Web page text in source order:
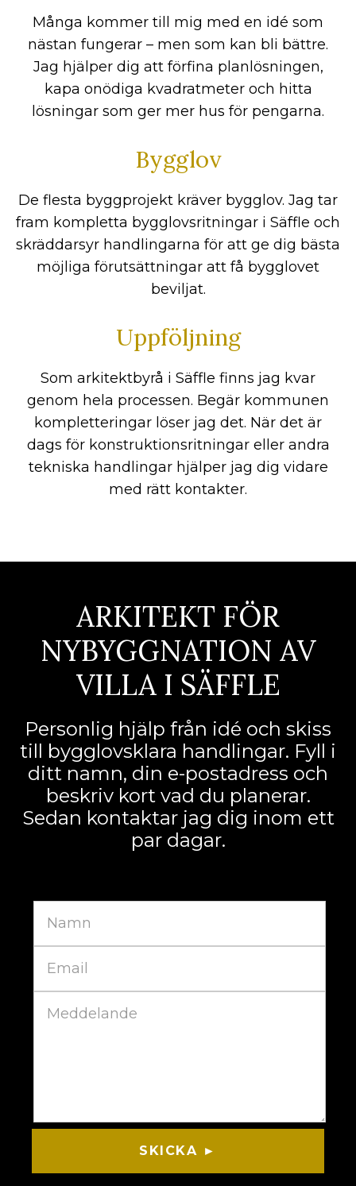
Många kommer till mig med en idé som
nästan fungerar – men som kan bli bättre.
Jag hjälper dig att förfina planlösningen,
kapa onödiga kvadratmeter och hitta
lösningar som ger mer hus för pengarna.
Bygglov
De flesta byggprojekt kräver bygglov. Jag tar
fram kompletta bygglovsritningar i Säffle och
skräddarsyr handlingarna för att ge dig bästa
möjliga förutsättningar att få bygglovet
beviljat.
Uppföljning
Som arkitektbyrå i Säffle finns jag kvar
genom hela processen. Begär kommunen
kompletteringar löser jag det. När det är
dags för konstruktionsritningar eller andra
tekniska handlingar hjälper jag dig vidare
med rätt kontakter.
ARKITEKT FÖR
NYBYGGNATION AV
VILLA I SÄFFLE
Personlig hjälp från idé och skiss
till bygglovsklara handlingar. Fyll i
ditt namn, din e-postadress och
beskriv kort vad du planerar.
Sedan kontaktar jag dig inom ett
par dagar.
SKICKA ►